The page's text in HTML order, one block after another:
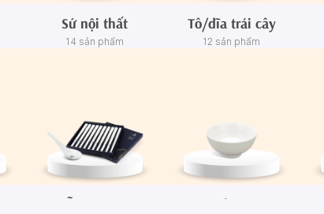
Sứ nội thất
14 sản phẩm
Tô/dĩa trái cây
12 sản phẩm
Muỗng - Đũa sứ Chén